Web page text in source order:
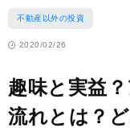
不動産以外の投資
2020/02/26
趣味と実益
流れとは？